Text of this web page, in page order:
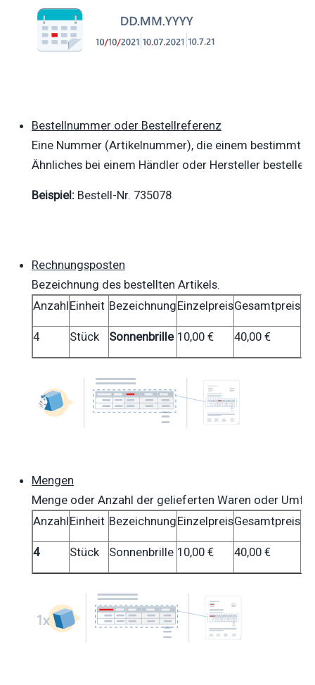
Bestellnummer oder Bestellreferenz
Eine Nummer (Artikelnummer), die einem
Ähnliches bei einem Händler oder Hersteller bestellen
Beispiel: Bestell-Nr. 735078
Rechnungsposten
Bezeichnung des bestellten Artikels.
AnzahlEinheit BezeichnungEinzelpreisGesamtpreis
4 Stück Sonnenbrille 10,00 € 40,00 €
Mengen
Menge oder Anzahl der gelieferten Waren oder
AnzahlEinheit BezeichnungEinzelpreisGesamtpreis
4 Stück Sonnenbrille 10,00 € 40,00 €